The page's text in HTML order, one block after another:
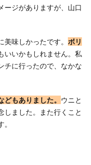
ージがありますが、山口
味しかったです。 ボリ
いいかもしれません。私
チに行ったので、なかな
もありました。 ウニと
しました。また行くこと